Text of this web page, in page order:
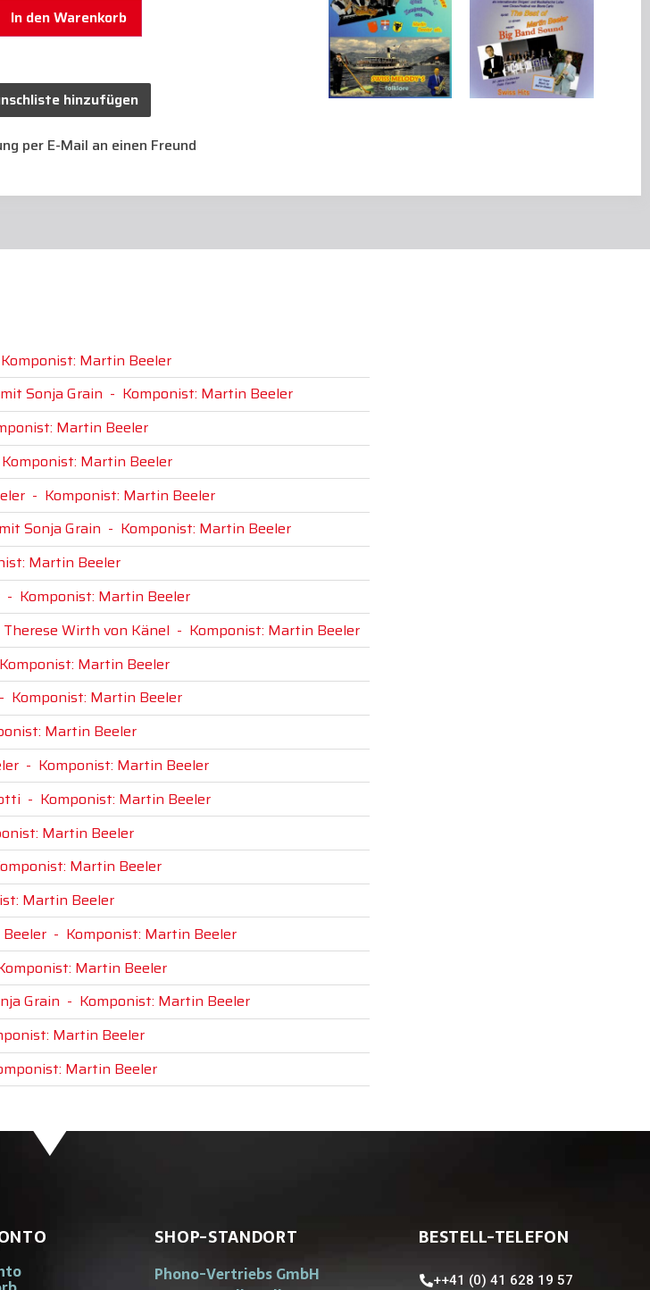
In den Warenkorb
hinzufügen
per E-Mail an einen Freund
Komponist: Martin Beeler
Sonja Grain - Komponist: Martin Beeler
Martin Beeler
Komponist: Martin Beeler
- Komponist: Martin Beeler
Sonja Grain - Komponist: Martin Beeler
Martin Beeler
- Komponist: Martin Beeler
Wirth von Känel - Komponist: Martin Beeler
Komponist: Martin Beeler
Komponist: Martin Beeler
Martin Beeler
- Komponist: Martin Beeler
- Komponist: Martin Beeler
Martin Beeler
Martin Beeler
Martin Beeler
- Komponist: Martin Beeler
Martin Beeler
Grain - Komponist: Martin Beeler
Martin Beeler
Martin Beeler
SHOP-STANDORT
Phono-Vertriebs GmbH
BESTELL-TELEFON
++41 (0) 41 628 19 57